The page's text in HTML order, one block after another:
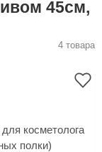
45см,
4 товара